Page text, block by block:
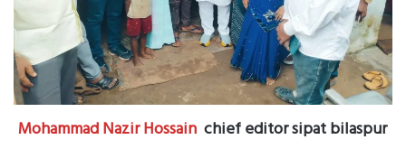
Mohammad Nazir Hossain chief editor sipat bilaspur